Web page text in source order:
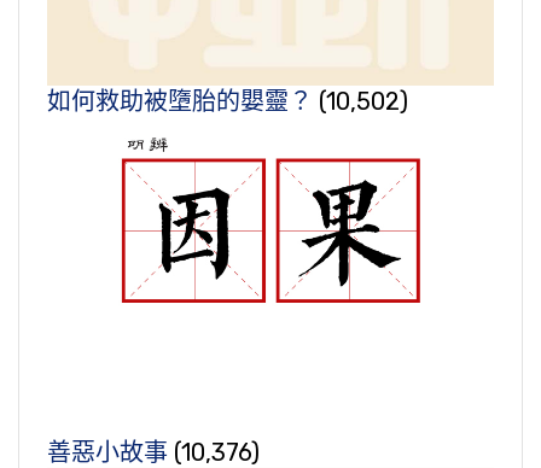
如何救助被墮胎的嬰靈？ (10,502)
善惡小故事 (10,376)